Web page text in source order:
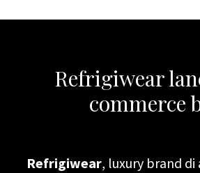
Refrigiwear
commerce
Refrigiwear, luxury brand